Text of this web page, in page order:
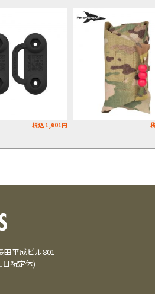
税込 1,601円
田平成ビル801
祝定休)